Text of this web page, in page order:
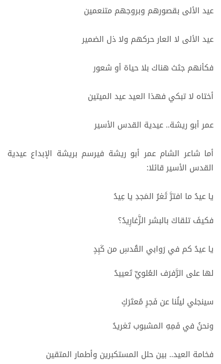
عيد الألى بقصورهم وبروجهم متنعمين
عيد الألى لا العار حركهم ولا ذل الضمير
فكأنهم جثث هناك بلا حياة أو شعور
أختاه لا تبكي فهذا العيد عيد الميتين
عمر أبو ريشة.. عيدية القدس الأسير
أما شاعر الشام عمر أبو ريشة فيرسم بريشة الإبداع عيدية
القدس الأسير قائلا:
يا عيدُ ما افترَّ ثَغرُ المَجدِ يا عِيدُ
فكيفَ تلقاكَ بالبشر الزَّغارِيدُ؟
يا عيدُ كم في رَوابي القُدسِ من كَبِدٍ
لها على الرَّفرَف العُلويِّ تَعييدُ
سينجلي ليلُنا عن فَجرِ مُعتَرَكٍ
ونحنُ في فَمِهِ المشبوب تَغريدُ
فخامة العيد.. بين حلل المستكبرين وأطمار المتقين